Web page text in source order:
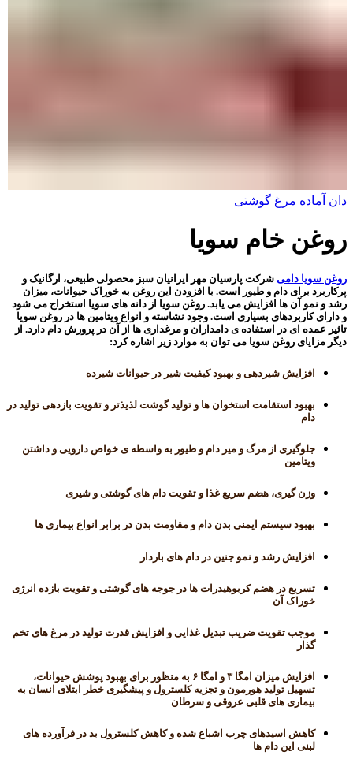
دان آماده مرغ گوشتی
روغن خام سویا
روغن سویا دامی شرکت پارسیان مهر ایرانیان سبز محصولی طبیعی، ارگانیک و
پرکاربرد برای دام و طیور است. با افزودن این روغن به خوراک حیوانات، میزان
رشد و نمو آن ها افزایش می یابد. روغن سویا از دانه های سویا استخراج می شود
و دارای کاربردهای بسیاری است. وجود نشاسته و انواع ویتامین ها در روغن سویا
تاثیر عمده ای در استفاده ی دامداران و مرغداری ها از آن در پرورش دام دارد. از
دیگر مزایای روغن سویا می توان به موارد زیر اشاره کرد:
افزایش شیردهی و بهبود کیفیت شیر در حیوانات شیرده
بهبود استقامت استخوان ها و تولید گوشت لذیذتر و تقویت بازدهی تولید در
دام
جلوگیری از مرگ و میر دام و طیور به واسطه ی خواص دارویی و داشتن
ویتامین
وزن گیری، هضم سریع غذا و تقویت دام های گوشتی و شیری
بهبود سیستم ایمنی بدن دام و مقاومت بدن در برابر انواع بیماری ها
افزایش رشد و نمو جنین در دام های باردار
تسریع در هضم کربوهیدرات ها در جوجه های گوشتی و تقویت بازده انرژی
خوراک آن
موجب تقویت ضریب تبدیل غذایی و افزایش قدرت تولید در مرغ های تخم
گذار
افزایش میزان امگا ۳ و امگا ۶ به منظور برای بهبود پوشش حیوانات،
تسهیل تولید هورمون و تجزیه کلسترول و پیشگیری خطر ابتلای انسان به
بیماری های قلبی عروقی و سرطان
کاهش اسیدهای چرب اشباع شده و کاهش کلسترول بد در فرآورده های
لبنی این دام ها